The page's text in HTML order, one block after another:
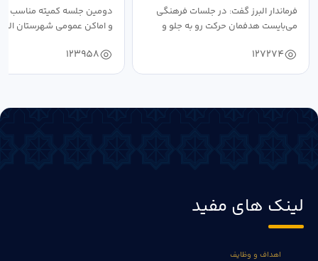
فرماندار البرز گفت: در جلسات فرهنگی
می‌بایست هدفمان حرکت رو به جلو و
127274
دومین جلسه کمیته مناسب
و اماکن عمومی شهرستان
123958
لینک های مفید
اهداف و وظایف